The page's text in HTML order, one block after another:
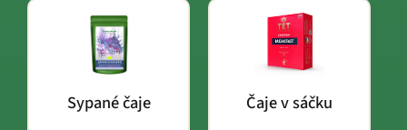
Sypané čaje Čaje v sáčku